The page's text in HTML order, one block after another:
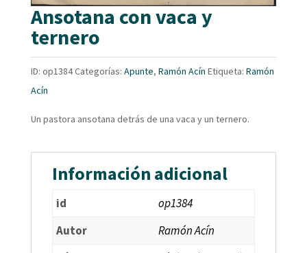
Ansotana con vaca y
ternero
ID: op1384Categorías: Apunte, Ramón Acín Etiqueta: Ramón
Acín
Un pastora ansotana detrás de una vaca y un ternero.
Información adicional
id
op1384
Autor
Ramón Acín